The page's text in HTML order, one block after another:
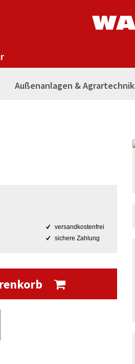
Außenanlagen & Agrartechnik
versandkostenfrei
sichere Zahlung